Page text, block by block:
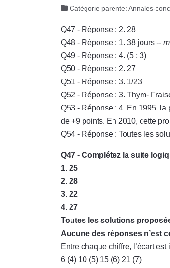
Catégorie parente: Annales-
Q47 - Réponse : 2. 28
Q48 - Réponse : 1. 38 jours --
Q49 - Réponse : 4. (5 ; 3)
Q50 - Réponse : 2. 27
Q51 - Réponse : 3. 1/23
Q52 - Réponse : 3. Thym-
Q53 - Réponse : 4. En 1995,
de +9 points. En 2010, cette
Q54 - Réponse : Toutes les
Q47 - Complétez la suite
1. 25
2. 28
3. 22
4. 27
Toutes les solutions
Aucune des réponses n’est
Entre chaque chiffre, l’écart est
6 (4) 10 (5) 15 (6) 21 (7)